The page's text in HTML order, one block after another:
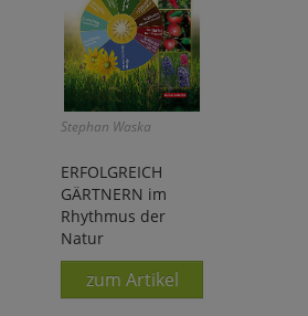
Stephan Waska
ERFOLGREICH
GÄRTNERN im
Rhythmus der
Natur
zum Artikel